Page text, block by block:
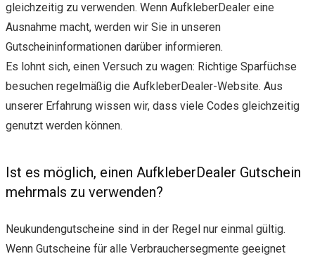
gleichzeitig zu verwenden. Wenn AufkleberDealer eine
Ausnahme macht, werden wir Sie in unseren
Gutscheininformationen darüber informieren.
Es lohnt sich, einen Versuch zu wagen: Richtige Sparfüchse
besuchen regelmäßig die AufkleberDealer-Website. Aus
unserer Erfahrung wissen wir, dass viele Codes gleichzeitig
genutzt werden können.
Ist es möglich, einen AufkleberDealer Gutschein
mehrmals zu verwenden?
Neukundengutscheine sind in der Regel nur einmal gültig.
Wenn Gutscheine für alle Verbrauchersegmente geeignet